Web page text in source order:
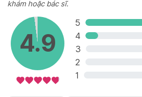
khám hoặc bác sĩ.
4.9
5
4
3
2
1